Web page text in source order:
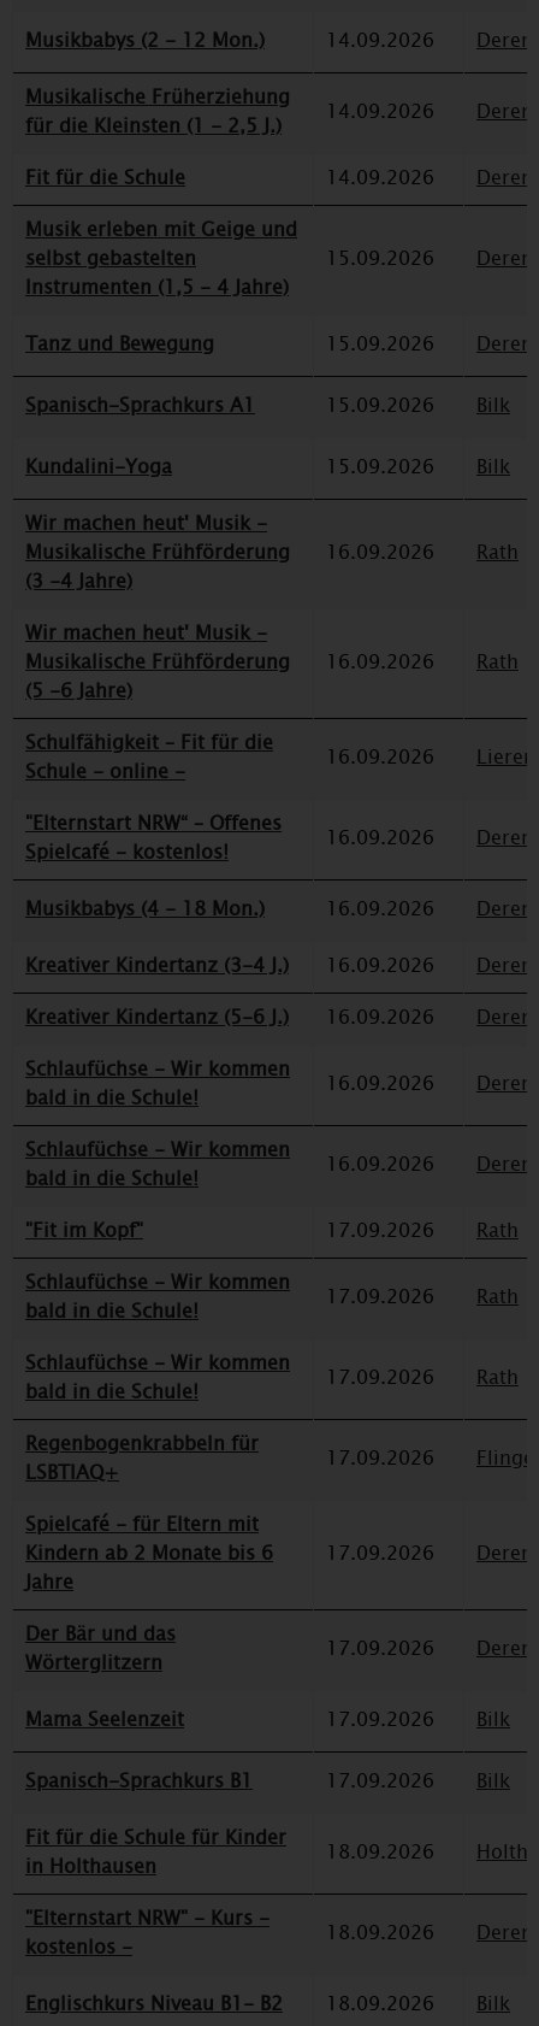
Musikbabys (2 - 12 Mon.) 14.09.2026
Musikalische Früherziehung
für die Kleinsten (1 - 2,5 J.)
14.09.2026
Fit für die Schule 14.09.2026
Musik erleben mit Geige und
selbst gebastelten
Instrumenten (1,5 - 4 Jahre)
15.09.2026
Tanz und Bewegung 15.09.2026
Spanisch-Sprachkurs A1 15.09.2026 Bilk
Kundalini-Yoga 15.09.2026
Bilk
Wir machen heut' Musik -
Musikalische Frühförderung
(3 -4 Jahre)
16.09.2026 Rath
Wir machen heut' Musik -
Musikalische Frühförderung
(5 -6 Jahre)
16.09.2026 Rath
Schulfähigkeit – Fit für die
Schule - online -
16.09.2026
"Elternstart NRW“ – Offenes
Spielcafé - kostenlos!
16.09.2026
Musikbabys (4 - 18 Mon.) 16.09.2026
Kreativer Kindertanz (3-4 J.)
16.09.2026
Kreativer Kindertanz (5-6 J.)
16.09.2026
Schlaufüchse - Wir kommen
bald in die Schule!
16.09.2026
Schlaufüchse - Wir kommen
bald in die Schule!
16.09.2026
"Fit im Kopf" 17.09.2026
Rath
Schlaufüchse - Wir kommen
bald in die Schule!
17.09.2026 Rath
Schlaufüchse - Wir kommen
bald in die Schule!
17.09.2026 Rath
Regenbogenkrabbeln für
LSBTIAQ+
17.09.2026
Spielcafé - für Eltern mit
Kindern ab 2 Monate bis 6
Jahre
17.09.2026
Der Bär und das
Wörterglitzern
17.09.2026
Mama Seelenzeit 17.09.2026 Bilk
Spanisch-Sprachkurs B1 17.09.2026
Bilk
Fit für die Schule für Kinder
in Holthausen
18.09.2026
"Elternstart NRW" - Kurs -
kostenlos -
18.09.2026
Englischkurs Niveau B1- B2 18.09.2026 Bilk